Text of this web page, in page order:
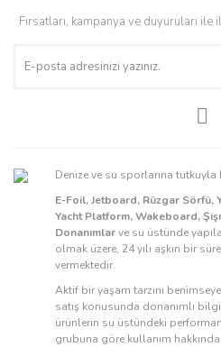
Fırsatları, kampanya ve duyuruları
Denize ve su sporlarına
E-Foil, Jetboard, Rüzgar Sörfü,
Yacht Platform, Wakeboard,
Donanımlarve su üstünde
olmak üzere, 24 yılı aşkın bir
vermektedir.
Aktif bir yaşam tarzını
satış konusunda donanımlı
ürünlerin su üstündeki
grubuna göre kullanım